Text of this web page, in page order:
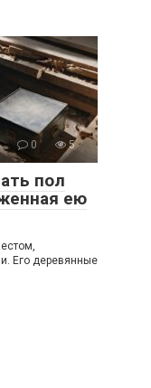
0 5
пол
ею
Его деревянные